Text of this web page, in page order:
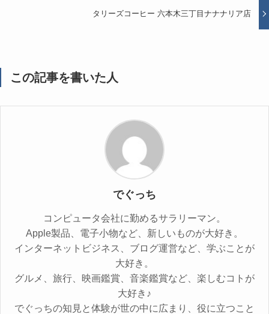
タリーズコーヒー 六本木三丁目ナナナリア店
この記事を書いた人
でぐっち
コンピュータ会社に勤めるサラリーマン。
Apple製品、電子小物など、新しいものが大好き。
インターネットビジネス、ブログ運営など、学ぶことが
大好き。
グルメ、旅行、映画鑑賞、音楽鑑賞など、楽しむコトが
大好き♪
でぐっちの知見と体験が世の中に広まり、役に立つこと